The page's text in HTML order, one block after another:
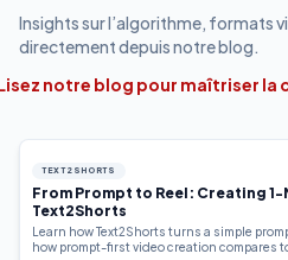
Insights sur l’algorithme, formats
directement depuis notre blog.
notre blog pour maîtriser
TEXT2SHORTS
From Prompt to Reel: Creating
Text2Shorts
Learn how Text2Shorts turns a simple
how prompt-first video creation compares